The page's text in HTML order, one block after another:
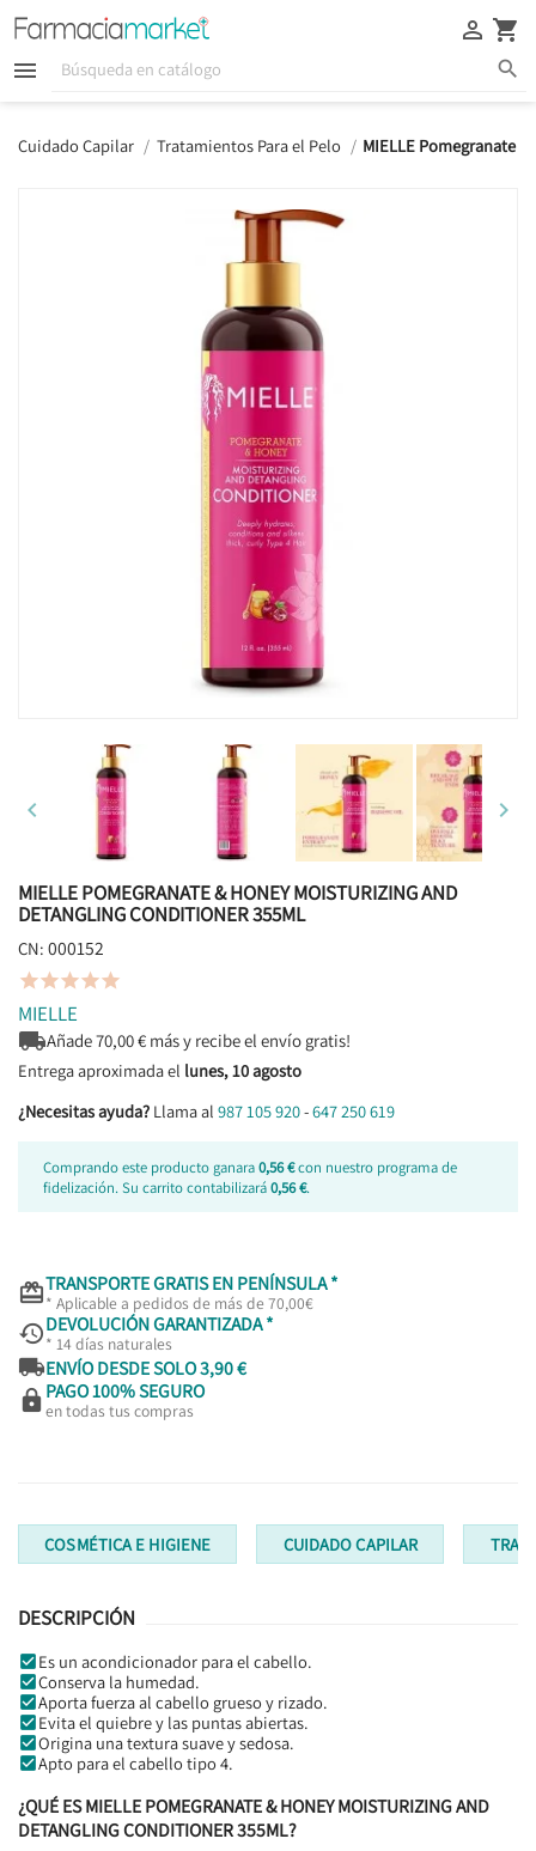
  
 
Cuidado Capilar Tratamientos Para el Pelo MIELLE Pomegranate
 
MIELLE POMEGRANATE & HONEY MOISTURIZING AND
DETANGLING CONDITIONER 355ML
CN: 000152

MIELLE
Añade70,00€ más y recibe el envío gratis!
Entrega aproximada el lunes, 10 agosto
¿Necesitas ayuda? Llama al 987 105 920-647 250 619
Comprando este producto ganara0,56 €con nuestro programa de
fidelización. Su carrito contabilizará0,56 €.
TRANSPORTE GRATIS EN PENÍNSULA *
* Aplicable a pedidos de más de 70,00€
DEVOLUCIÓN GARANTIZADA *
* 14 días naturales
ENVÍO DESDE SOLO 3,90 €
 PAGO 100% SEGURO
en todas tus compras
COSMÉTICA E HIGIENE CUIDADO CAPILAR
DESCRIPCIÓN
Es un acondicionador para el cabello.
Conserva la humedad.
Aporta fuerza al cabello grueso y rizado.
Evita el quiebre y las puntas abiertas.
Origina una textura suave y sedosa.
Apto para el cabello tipo 4.
¿QUÉ ES MIELLE POMEGRANATE & HONEY MOISTURIZING AND
DETANGLING CONDITIONER 355ML?